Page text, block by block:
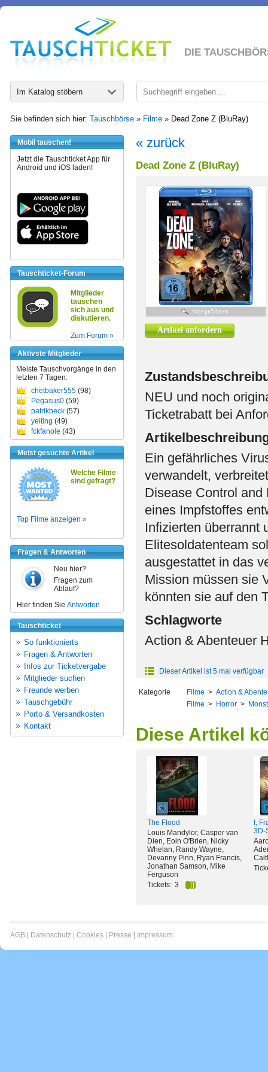
DIE
Im Katalog stöbern
Sie befinden sich hier: Tauschbörse » Filme » Dead Zone Z (BluRay)
Mobil tauschen!
Jetzt die Tauschticket App für
Android und iOS laden!
Tauschticket-Forum
Mitglieder
tauschen
sich aus und
diskutieren.
Zum Forum »
Aktivste Mitglieder
Meiste Tauschvorgänge in den
letzten 7 Tagen:
chetbaker555 (98)
Pegasus0 (59)
patrikbeck (57)
yeiting (49)
fckfanole (43)
Meist gesuchte Artikel
Welche Filme
sind gefragt?
Top Filme anzeigen »
Fragen & Antworten
Neu hier?
Fragen zum
Ablauf?
Hier finden Sie Antworten
Tauschticket
So funktionierts
Fragen & Antworten
Infos zur Ticketvergabe
Mitglieder suchen
Freunde werben
Tauschgebühr
Porto & Versandkosten
Kontakt
« zurück
Dead Zone Z (BluRay)
Artikel anfordern
NEU und noch
Ticketrabatt bei
Ein gefährliches
verwandelt,
Disease Control
eines Impfstoffes
Infizierten überrannt
Elitesoldatenteam
ausgestattet in das
Mission müssen sie
könnten sie auf den
Schlagworte
Action & Abenteuer
Dieser Artikel ist 5 mal verfügbar
Kategorie Filme > Action &
Filme > Horror >
Diese Artikel
The Flood
Louis Mandylor, Casper van
Dien, Eoin O'Brien, Nicky
Whelan, Randy Wayne,
Devanny Pinn, Ryan Francis,
Jonathan Samson, Mike
Ferguson
Tickets: 3
I,
3D-
AGB Datenschutz Cookies Presse Impressum